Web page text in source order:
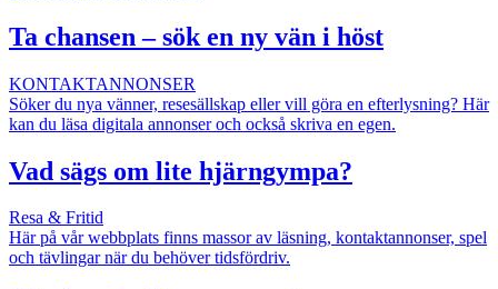
Ta chansen – sök en ny vän i höst
KONTAKTANNONSER
Söker du nya vänner, resesällskap eller vill göra en efterlysning? Här
kan du läsa digitala annonser och också skriva en egen.
Vad sägs om lite hjärngympa?
Resa & Fritid
Här på vår webbplats finns massor av läsning, kontaktannonser, spel
och tävlingar när du behöver tidsfördriv.